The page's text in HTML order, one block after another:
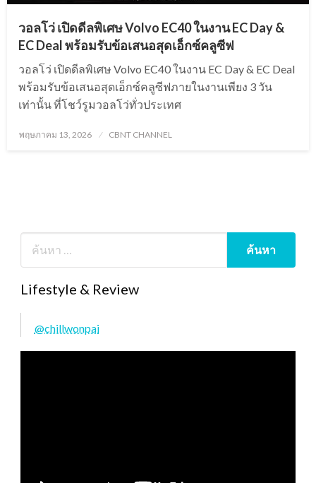
วอลโว่ เปิดดีลพิเศษ Volvo EC40 ในงาน EC Day &
EC Deal พร้อมรับข้อเสนอสุดเอ็กซ์คลูซีฟ
วอลโว่ เปิดดีลพิเศษ Volvo EC40 ในงาน EC Day & EC Deal
พร้อมรับข้อเสนอสุดเอ็กซ์คลูซีฟภายในงานเพียง 3 วัน
เท่านั้น ที่โชว์รูมวอลโว่ทั่วประเทศ
Posted
พฤษภาคม 13, 2026 CBNT CHANNEL
Lifestyle & Review
@chillwonpai